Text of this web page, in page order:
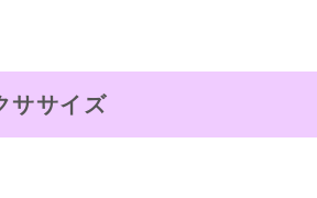
ササイズ